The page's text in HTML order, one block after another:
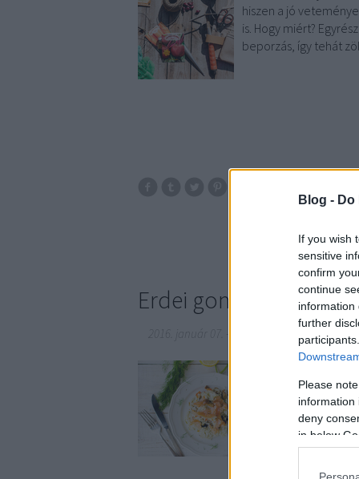
Blog -
If you wish
sensitive
confirm
continue
information
further
Please
information
deny
in below
hiszen a jó
is. Hogy miért?
beporzás, így tehát
saláta
Erdei gombás,
mutatunk, de ez
valami
esznek a magyarok